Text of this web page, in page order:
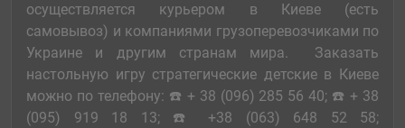
осуществляется курьером в Киеве (есть
самовывоз) и компаниями грузоперевозчиками по
Украине и другим странам мира. Заказать
настольную игру стратегические детские в Киеве
можно по телефону: ☎️ + 38 (096) 285 56 40; ☎️ + 38
(095) 919 18 13; ☎️ +38 (063) 648 52 58;